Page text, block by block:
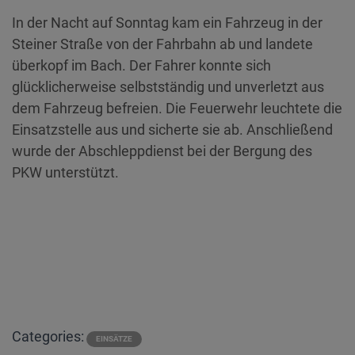
In der Nacht auf Sonntag kam ein Fahrzeug in der
Steiner Straße von der Fahrbahn ab und landete
überkopf im Bach. Der Fahrer konnte sich
glücklicherweise selbstständig und unverletzt aus
dem Fahrzeug befreien. Die Feuerwehr leuchtete die
Einsatzstelle aus und sicherte sie ab. Anschließend
wurde der Abschleppdienst bei der Bergung des
PKW unterstützt.
Categories: EINSÄTZE